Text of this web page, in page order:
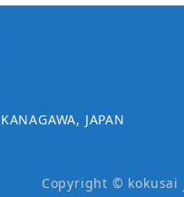
JAPAN
Copyright © kokusai